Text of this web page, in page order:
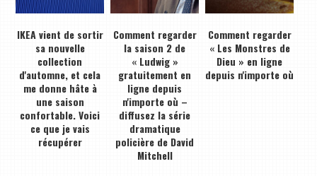
IKEA vient de sortir
sa nouvelle
collection
d'automne, et cela
me donne hâte à
une saison
confortable. Voici
ce que je vais
récupérer
Comment regarder
la saison 2 de
« Ludwig »
gratuitement en
ligne depuis
n'importe où –
diffusez la série
dramatique
policière de David
Mitchell
Comment regarder
« Les Monstres de
Dieu » en ligne
depuis n'importe où